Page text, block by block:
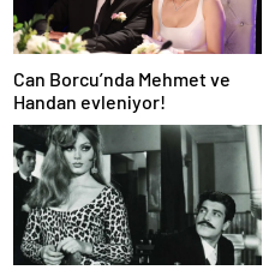
Can Borcu’nda Mehmet ve
Handan evleniyor!